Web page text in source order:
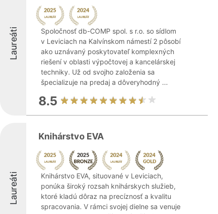
Laureáti
Spoločnosť db-COMP spol. s r.o. so sídlom
v Leviciach na Kalvínskom námestí 2 pôsobí
ako uznávaný poskytovateľ komplexných
riešení v oblasti výpočtovej a kancelárskej
techniky. Už od svojho založenia sa
špecializuje na predaj a dôveryhodný ...
8.5
Laureáti
Knihárstvo EVA
Knihárstvo EVA, situované v Leviciach,
ponúka široký rozsah knihárskych služieb,
ktoré kladú dôraz na precíznosť a kvalitu
spracovania. V rámci svojej dielne sa venuje